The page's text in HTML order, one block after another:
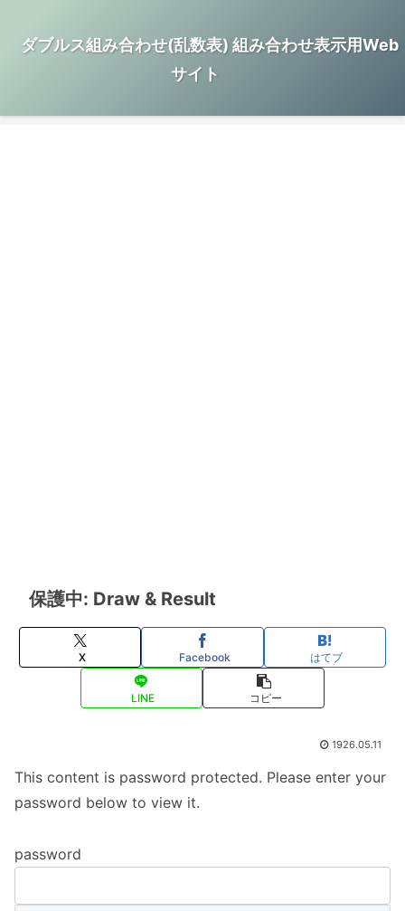
ダブルス組み合わせ(乱数表) 組み合わせ表示用Web
サイト
保護中: Draw & Result
X Facebook はてブ
LINE コピー
1926.05.11
This content is password protected. Please enter your
password below to view it.
password